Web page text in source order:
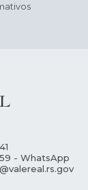
- WhatsApp